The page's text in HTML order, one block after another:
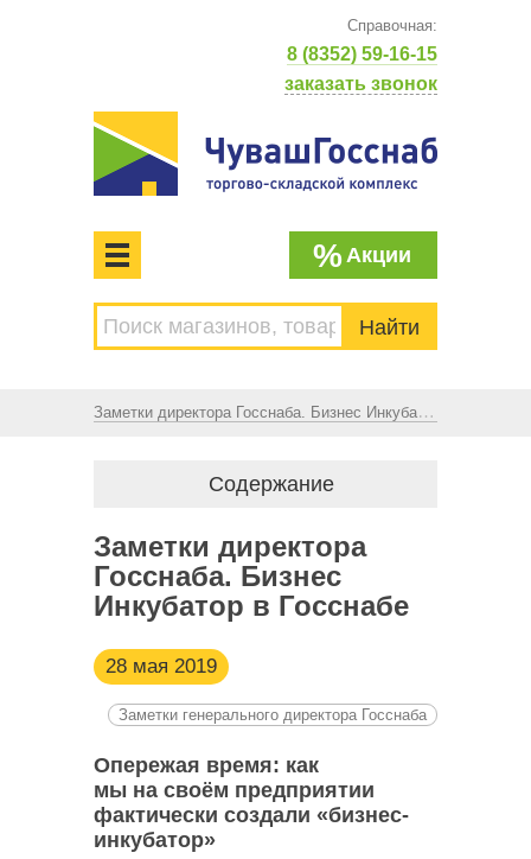
Справочная:
8 (8352) 59-16-15
заказать звонок
МЕНЮ
%Акции
Заметки директора Госснаба. Бизнес Инкубатор в Госснабе
Содержание
Заметки директора
Госснаба. Бизнес
Инкубатор в Госснабе
28 мая 2019
Заметки генерального директора Госснаба
Опережая время: как
мы на своём предприятии
фактически создали «бизнес-
инкубатор»